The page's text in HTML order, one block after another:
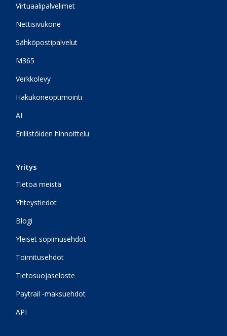
Virtuaalipalvelimet
Nettisivukone
Sähköpostipalvelut
M365
Verkkolevy
Hakukoneoptimointi
AI
Erillistöiden hinnoittelu
Yritys
Tietoa meistä
Yhteystiedot
Blogi
Yleiset sopimusehdot
Toimitusehdot
Tietosuojaseloste
Paytrail -maksuehdot
API